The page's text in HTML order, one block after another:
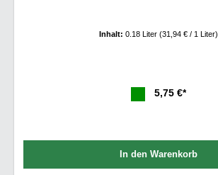
Inhalt: 0.18 Liter (31,94 € / 1 Liter)
5,75 €*
In den Warenkorb